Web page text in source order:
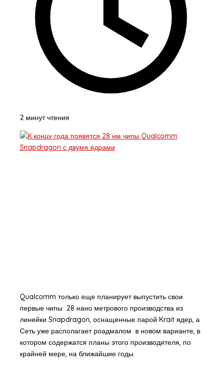
2 минут чтения
Qualcomm только еще планирует выпустить свои
первые чипы 28 нано метрового производства из
линейки Snapdragon, оснащенные парой Krait ядер, а
Сеть уже располагает роадмалом в новом варианте, в
котором содержатся планы этого производителя, по
крайней мере, на ближайшие годы.